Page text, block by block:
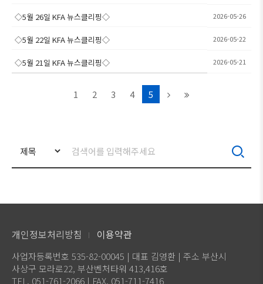
◇5월 26일 KFA 뉴스클리핑◇ 2026-05-26
◇5월 22일 KFA 뉴스클리핑◇ 2026-05-22
◇5월 21일 KFA 뉴스클리핑◇ 2026-05-21
1 2 3 4 5
개인정보처리방침 이용약관
사업자등록번호 535-82-00045 | 대표 김영환 | 주소 부산시
사상구 모라로22, 부산벤처타워 413,416호
TEL. 051-761-2066 | FAX. 051-711-7416